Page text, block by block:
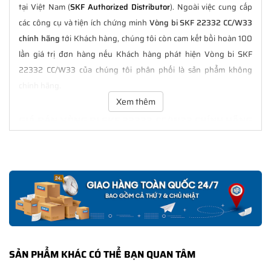
tại Việt Nam (SKF Authorized Distributor). Ngoài việc cung cấp
các công cụ và tiện ích chứng minh Vòng bi SKF 22332 CC/W33
chính hãngtới Khách hàng, chúng tôi còn cam kết bồi hoàn 100
lần giá trị đơn hàng nếu Khách hàng phát hiện Vòng bi SKF
22332 CC/W33 của chúng tôi phân phối là sản phẩm không
LUÔN TỐT NHẤT
bán hàng. Chúng tôi cam kết luôn đồng hành cùng Khách hàng
trong suốt quá trình sử dụng các sản phẩm SKF chính hãng.
Tất cả các sản phẩm SKF chính hãng do SKF Ngọc Anh
Xem thêm
SẢN PHẨM KHÁC CÓ THỂ BẠN QUAN TÂM